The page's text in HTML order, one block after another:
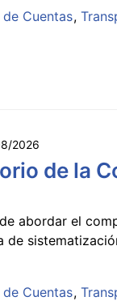
Cuentas
2026
de la
abordar el
de
Cuentas